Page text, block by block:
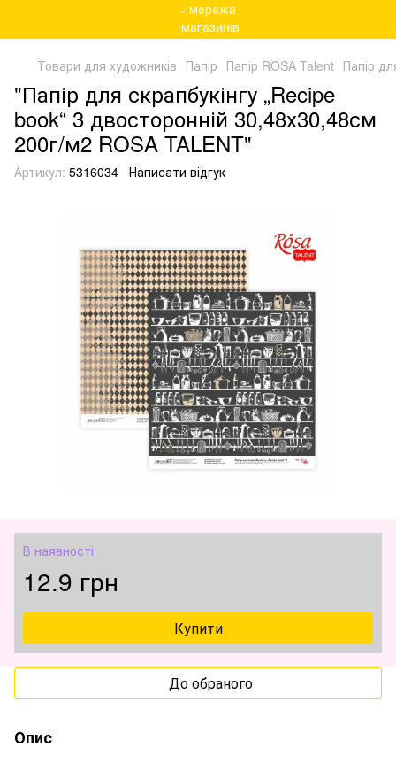
Товари для художників Папір Папір ROSA Talent Папір
"Папір для скрапбукінгу „Recipe
book“ 3 двосторонній 30,48х30,48см
200г/м2 ROSA TALENT"
Артикул: 5316034 Написати відгук
В наявності
12.9 грн
Купити
До обраного
Опис